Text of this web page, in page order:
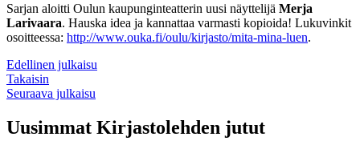
Sarjan aloitti Oulun kaupunginteatterin uusi näyttelijä Merja
Larivaara. Hauska idea ja kannattaa varmasti kopioida! Lukuvinkit
osoitteessa: http://www.ouka.fi/oulu/kirjasto/mita-mina-luen.
Edellinen julkaisu
Takaisin
Seuraava julkaisu
Uusimmat Kirjastolehden jutut